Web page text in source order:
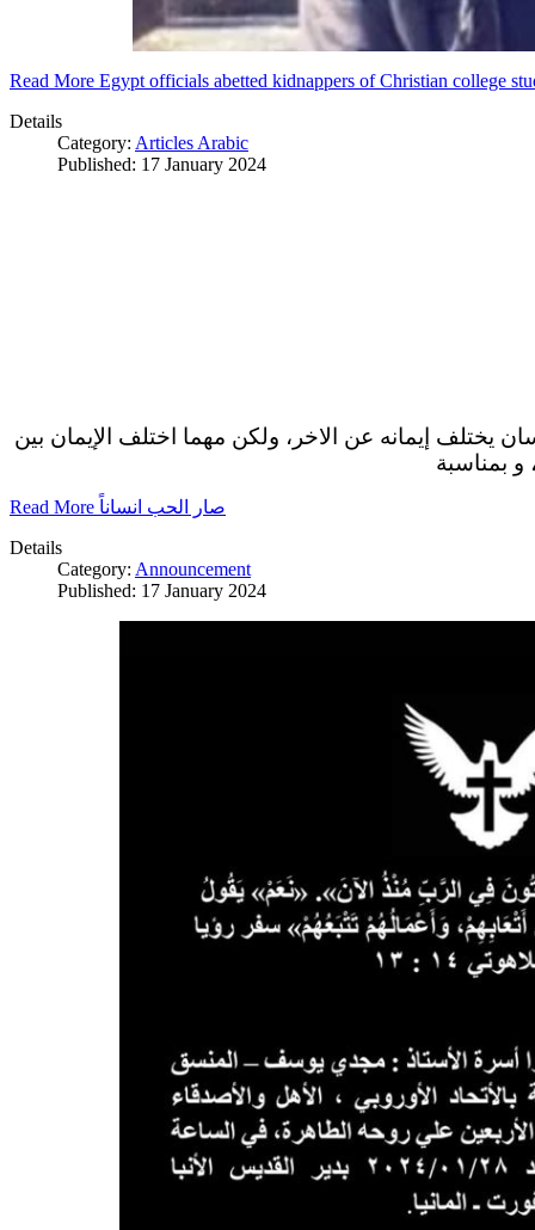
Read More Egypt officials abetted kidnappers of Christian college
Details
Category: Articles Arabic
Published: 17 January 2024
يختلف إيمانه عن الاخر، ولكن مهما اختلف الإيمان بين
و بمناسبة
Read More صار الحب انساناً
Details
Category: Announcement
Published: 17 January 2024